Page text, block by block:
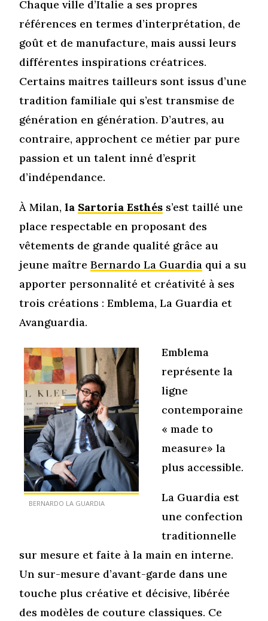
Chaque ville d’Italie a ses propres
références en termes d’interprétation, de
goût et de manufacture, mais aussi leurs
différentes inspirations créatrices.
Certains maitres tailleurs sont issus d’une
tradition familiale qui s’est transmise de
génération en génération. D’autres, au
contraire, approchent ce métier par pure
passion et un talent inné d’esprit
d’indépendance.
À Milan,la Sartoria Esthés s’est taillé une
place respectable en proposant des
vêtements de grande qualité grâce au
jeune maîtreBernardo La Guardia qui a su
apporter personnalité et créativité à ses
trois créations : Emblema, La Guardia et
Avanguardia.
BERNARDO LA GUARDIA
Emblema
représente la
ligne
contemporaine
« made to
measure» la
plus accessible.
La Guardia est
une confection
traditionnelle
sur mesure et faite à la main en interne.
Un sur-mesure d’avant-garde dans une
touche plus créative et décisive, libérée
des modèles de couture classiques. Ce